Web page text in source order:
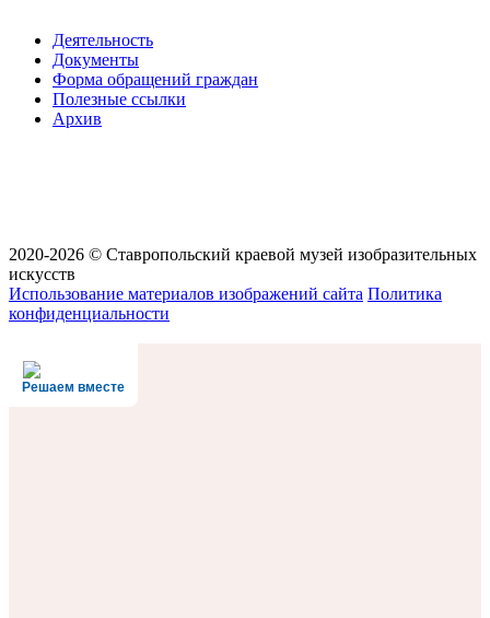
Деятельность
Документы
Форма обращений граждан
Полезные ссылки
Архив
2020-2026 © Ставропольский краевой музей изобразительных
искусств
Использование материалов изображений сайта Политика
конфиденциальности
Решаем вместе